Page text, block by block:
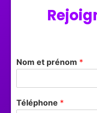
Nom et prénom *
Téléphone *